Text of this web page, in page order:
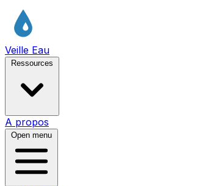
Veille Eau
Ressources
A propos
Open menu